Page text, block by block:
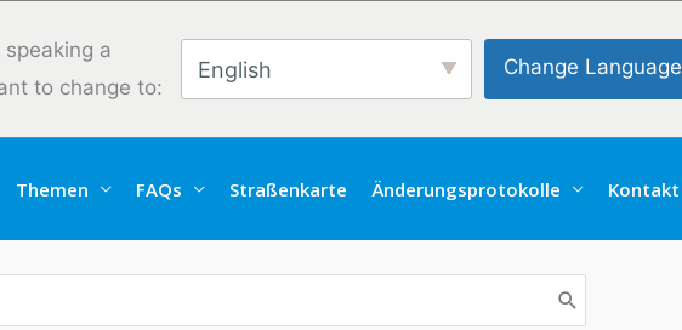
a
to change to:
English Change Language
Themen FAQs Straßenkarte Änderungsprotokolle Kontakt